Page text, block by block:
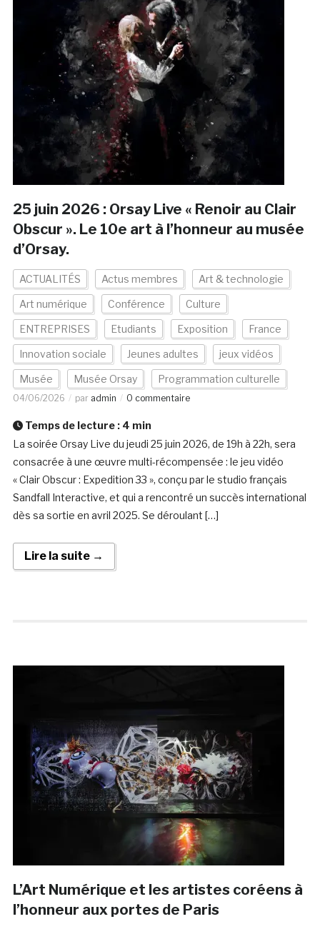
25 juin 2026 : Orsay Live « Renoir au Clair
Obscur ». Le 10e art à l’honneur au musée
d’Orsay.
ACTUALITÉS Actus membres Art & technologie
Art numérique Conférence Culture
ENTREPRISES Etudiants Exposition France
Innovation sociale Jeunes adultes jeux vidéos
Musée Musée Orsay Programmation culturelle
04/06/2026 par admin 0 commentaire
Temps de lecture : 4 min
La soirée Orsay Live du jeudi 25 juin 2026, de 19h à 22h, sera
consacrée à une œuvre multi-récompensée : le jeu vidéo
« Clair Obscur : Expedition 33 », conçu par le studio français
Sandfall Interactive, et qui a rencontré un succès international
dès sa sortie en avril 2025. Se déroulant […]
Lire la suite →
L’Art Numérique et les artistes coréens à
l’honneur aux portes de Paris